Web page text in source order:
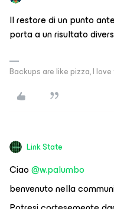
Il restore di un punto
porta a un risultato
Backups are like pizza, I
Link State
Ciao@w.palumbo
benvenuto nella